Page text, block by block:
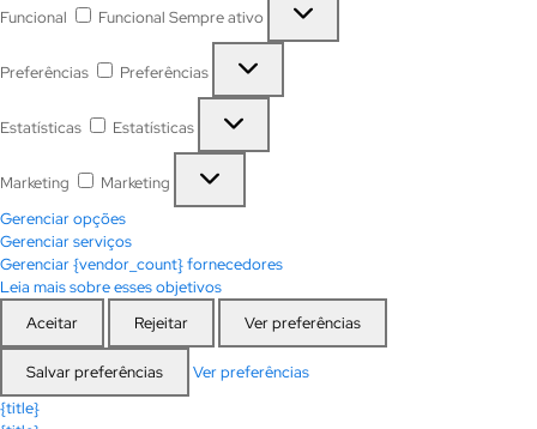
Funcional Funcional Sempre ativo
Preferências Preferências
Estatísticas Estatísticas
Marketing
Marketing
Gerenciar opções
Gerenciar serviços
Gerenciar {vendor_count} fornecedores
Leia mais sobre esses objetivos
Aceitar
Rejeitar Ver preferências
Salvar preferências
Ver preferências
{title}